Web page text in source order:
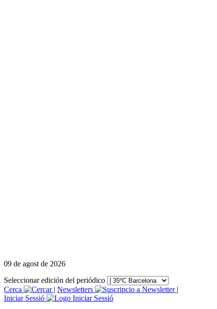
09 de agost de 2026
Seleccionar edición del periódico
Cerca
| Newsletters
|
Iniciar Sessió